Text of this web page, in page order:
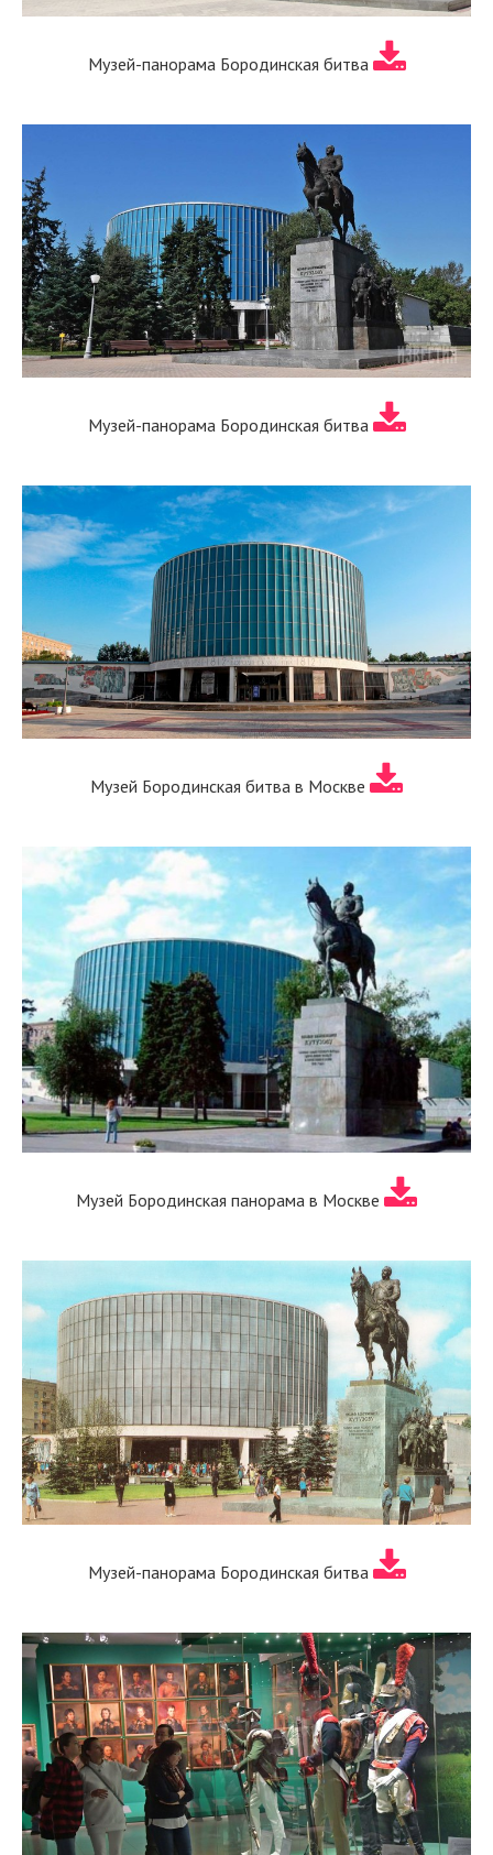
Музей-панорама Бородинская битва
Музей-панорама Бородинская битва
Музей Бородинская битва в Москве
Музей Бородинская панорама в Москве
Музей-панорама Бородинская битва